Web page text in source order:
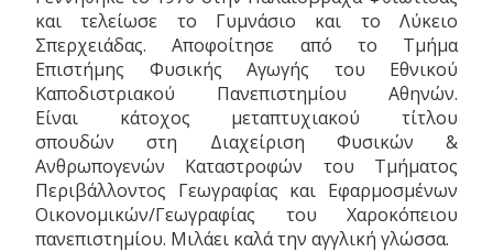
και τελείωσε το Γυμνάσιο και το Λύκειο
Σπερχειάδας. Αποφοίτησε από το Τμήμα
Επιστήμης Φυσικής Αγωγής του Εθνικού
Καποδιστριακού Πανεπιστημίου Αθηνών.
Είναι κάτοχος μεταπτυχιακού τίτλου
σπουδών στη Διαχείριση Φυσικών &
Ανθρωπογενών Καταστροφών του Τμήματος
Περιβάλλοντος Γεωγραφίας και Εφαρμοσμένων
Οικονομικών/Γεωγραφίας του Χαροκόπειου
πανεπιστημίου. Μιλάει καλά την αγγλική γλώσσα.